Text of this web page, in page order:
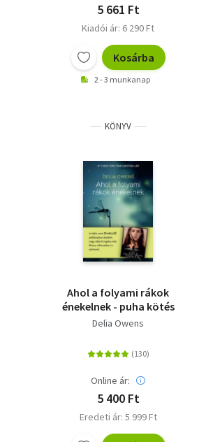
5 661 Ft
Kiadói ár: 6 290 Ft
Kosárba
2 - 3 munkanap
KÖNYV
Ahol a folyami rákok
énekelnek - puha kötés
Delia Owens
Online ár:
5 400 Ft
Eredeti ár: 5 999 Ft